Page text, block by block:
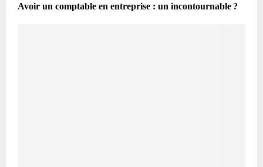
Avoir un comptable en entreprise : un incontournable ?